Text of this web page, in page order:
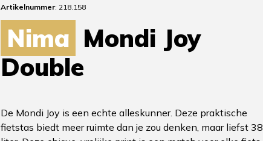
Artikelnummer: 218.158
Nima Mondi Joy
Double
De Mondi Joy is een echte alleskunner. Deze praktische
fietstas biedt meer ruimte dan je zou denken, maar liefst 38